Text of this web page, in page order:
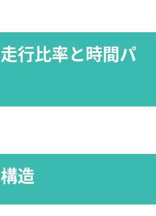
行比率と時間パ
造